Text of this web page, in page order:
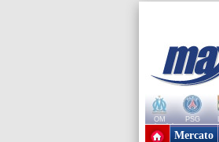
OM PSG
+ de clubs
Mercato